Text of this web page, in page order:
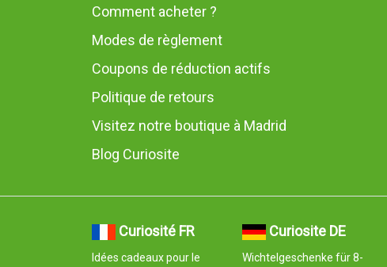
Comment acheter ?
Modes de règlement
Coupons de réduction actifs
Politique de retours
Visitez notre boutique à Madrid
Blog Curiosite
Curiosité FR
Idées cadeaux pour le
Curiosite DE
Wichtelgeschenke für 8-